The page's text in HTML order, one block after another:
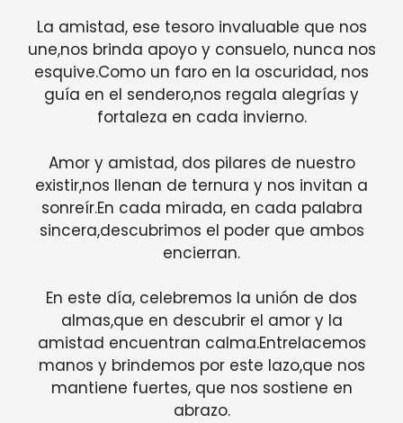
La amistad, ese tesoro invaluable que nos
une,nos brinda apoyo y consuelo, nunca nos
esquive.Como un faro en la oscuridad, nos
guía en el sendero,nos regala alegrías y
fortaleza en cada invierno.
Amor y amistad, dos pilares de nuestro
existir,nos llenan de ternura y nos invitan a
sonreír.En cada mirada, en cada palabra
sincera,descubrimos el poder que ambos
encierran.
En este día, celebremos la unión de dos
almas,que en descubrir el amor y la
amistad encuentran calma.Entrelacemos
manos y brindemos por este lazo,que nos
mantiene fuertes, que nos sostiene en
abrazo.